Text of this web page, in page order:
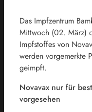
Das Impfzentrum
Mittwoch (02. März)
Impfstoffes von
werden vorgemerkte
geimpft.
Novavax nur für
vorgesehen